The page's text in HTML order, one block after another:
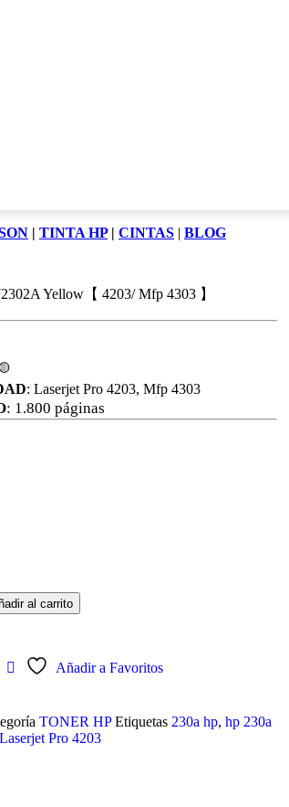
| TINTA HP| CINTAS | BLOG
Yellow【 4203/ Mfp 4303 】
🟡
: Laserjet Pro 4203, Mfp 4303
: 1.800 páginas
al carrito
Añadir a Favoritos
TONER HP Etiquetas 230a hp, hp 230a
Pro 4203